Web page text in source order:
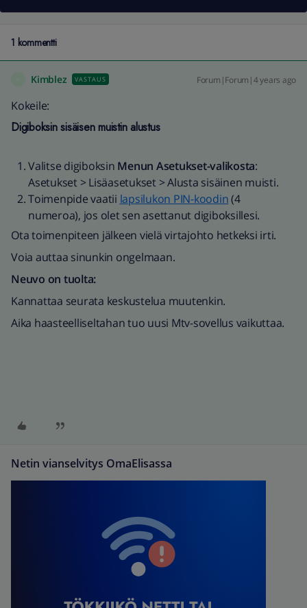
1 kommentti
Kimblez VASTAUS Forum|Forum|4 years ago
Kokeile:
Digiboksin sisäisen muistin alustus
Valitse digiboksin Menun Asetukset-valikosta:
Asetukset > Lisäasetukset > Alusta sisäinen muisti.
Toimenpide vaatii lapsilukon PIN-koodin(4
numeroa), jos olet sen asettanut digiboksillesi.
Ota toimenpiteen jälkeen vielä virtajohto hetkeksi irti.
Voia auttaa sinunkin ongelmaan.
Neuvo on tuolta:
Kannattaa seurata keskustelua muutenkin.
Aika haasteelliseltahan tuo uusi Mtv-sovellus vaikuttaa.
Netin vianselvitys OmaElisassa